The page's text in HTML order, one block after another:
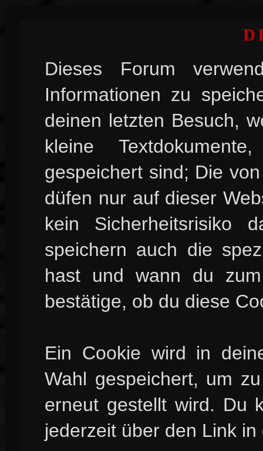
Dieses Forum
Informationen zu
deinen letzten Besuch,
kleine
gespeichert sind; Die
düfen nur auf dieser
kein Sicherheitsrisiko
speichern auch die
hast und wann du
bestätige, ob du diese
Ein Cookie wird in
Wahl gespeichert, um
erneut gestellt wird. Du
jederzeit über den Link